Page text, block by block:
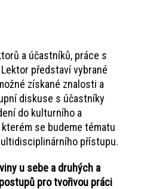
a účastníků, práce s
představí vybrané
získané znalosti a
diskuse s účastníky
do kulturního a
se budeme tématu
přístupu.
u sebe a druhých a
pro tvořivou práci